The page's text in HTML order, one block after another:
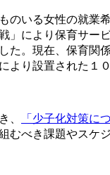
のいる女性の就業
」により保育サ
た。現在、保育関
より設置された１
、 「少子化対策に
むべき課題やスケ